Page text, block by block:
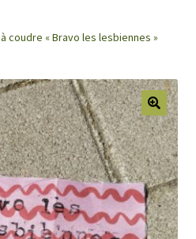
enfant
coudre « Bravo les lesbiennes »